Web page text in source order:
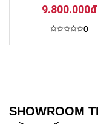
V70SMART
9.800.000đ
xếp
0
SHOWROOM